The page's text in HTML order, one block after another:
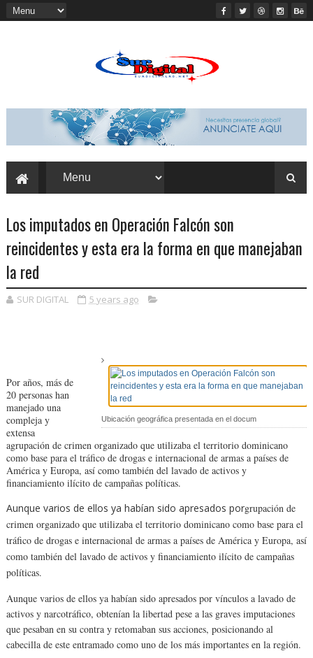
Los imputados en Operación Falcón son
reincidentes y esta era la forma en que manejaban
la red
SUR DIGITAL 5 years ago
Ubicación geográfica presentada en el docum
Por años, más de
20 personas han
manejado una
compleja y
extensa
agrupación de crimen organizado que utilizaba el territorio dominicano
como base para el tráfico de drogas e internacional de armas a países de
América y Europa, así como también del lavado de activos y
financiamiento ilícito de campañas políticas.
Aunque varios de ellos ya habían sido apresados porgrupación de
crimen organizado que utilizaba el territorio dominicano como base para el
tráfico de drogas e internacional de armas a países de América y Europa, así
como también del lavado de activos y financiamiento ilícito de campañas
políticas.
Aunque varios de ellos ya habían sido apresados por vínculos a lavado de
activos y narcotráfico, obtenían la libertad pese a las graves imputaciones
que pesaban en su contra y retomaban sus acciones, posicionando al
cabecilla de este entramado como uno de los más importantes en la región.